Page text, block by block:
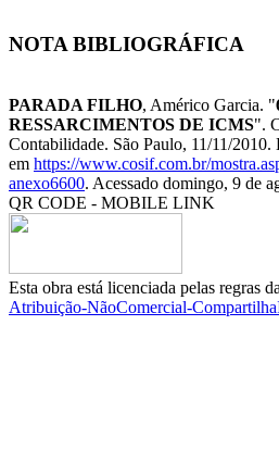
NOTA BIBLIOGRÁFICA
PARADA FILHO, Américo Garcia. "
RESSARCIMENTOS DE ICMS".
Contabilidade. São Paulo, 11/11/
em https://www.cosif.com.br/
anexo6600. Acessado domingo, 9 de
QR CODE - MOBILE LINK
Esta obra está licenciada pelas regras da
Atribuição-NãoComercial-